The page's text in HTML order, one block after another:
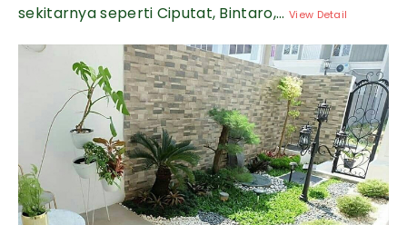
sekitarnya seperti Ciputat, Bintaro,... View Detail